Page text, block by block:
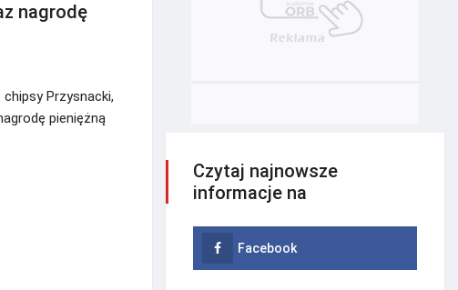
nagrodę
Przysnacki,
pieniężną
Czytaj najnowsze
informacje na
Facebook